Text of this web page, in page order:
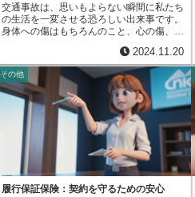
交通事故は、思いもよらない瞬間に私たち
の生活を一変させる恐ろしい出来事です。
身体への傷はもちろんのこと、心の傷、そ
ど、様々な苦しみをもたらします。これら
の損害に対して、事故を起こした加害者に
対し、損害を償ってもらうための請求を行
うことができます。これを損害賠償請求と
いいます。損害賠償請求によって、被った
損害を金銭で償ってもらうことで、生活の
立て直しを図ることができます。しかし、
損害賠償の金額が決まるまでには、多くの
場合、長い時間がかかります。特に、事故
の後遺症が残ってしまうような大きな事故
の場合、治療の経過を見ながら損害の程度
を判断する必要があり、最終的な賠償額が
2024.11.20
その他
履行保証保険：契約を守るための安心